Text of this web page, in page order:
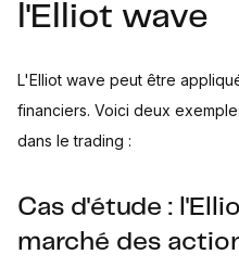
l'Elliot wave
L'Elliot wave peut être
financiers. Voici deux
dans le trading :
Cas d'étude :
marché des